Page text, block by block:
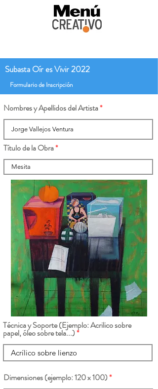
Subasta Oír es Vivir 2022
Formulario de Inscripción
Nombres y Apellidos del Artista
Título de la Obra
Técnica y Soporte (Ejemplo: Acrilico sobre
papel, óleo sobre tela...)
Dimensiones (ejemplo: 120 x 100)